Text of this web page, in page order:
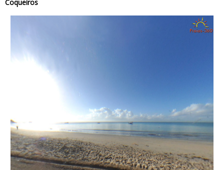
Coqueiros